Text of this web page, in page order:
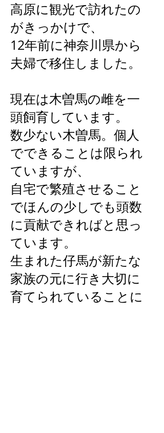
高原に観光で訪れたの
がきっかけで、
12年前に神奈川県から
夫婦で移住しました。
現在は木曽馬の雌を一
頭飼育しています。
数少ない木曽馬。個人
でできることは限られ
ていますが、
自宅で繁殖させること
でほんの少しでも頭数
に貢献できればと思っ
ています。
生まれた仔馬が新たな
家族の元に行き大切に
育てられていることに